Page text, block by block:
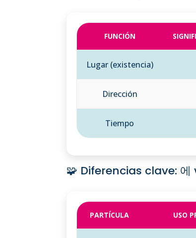
FUNCIÓN
Lugar (existencia)
Dirección
Tiempo
🧩 Diferencias clave: 에
PARTÍCULA USO